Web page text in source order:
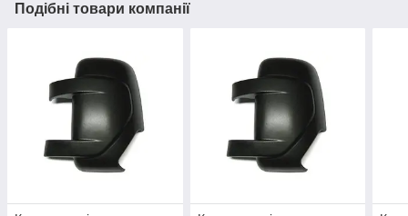
Подібні товари компанії